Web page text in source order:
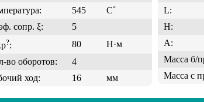
545
C˚
сопр. ξ:
5
?: 80
Н·м
во оборотов:
4
ход:
16 мм
L:
H:
A:
Масса б/
Масса с